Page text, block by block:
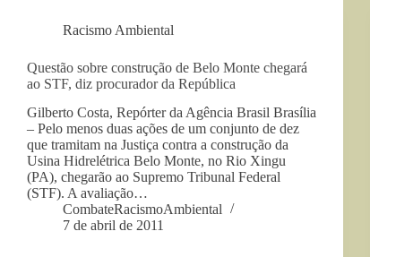
Racismo Ambiental
Questão sobre construção de Belo Monte chegará
ao STF, diz procurador da República
Gilberto Costa, Repórter da Agência Brasil Brasília
– Pelo menos duas ações de um conjunto de dez
que tramitam na Justiça contra a construção da
Usina Hidrelétrica Belo Monte, no Rio Xingu
(PA), chegarão ao Supremo Tribunal Federal
(STF). A avaliação…
CombateRacismoAmbiental
7 de abril de 2011